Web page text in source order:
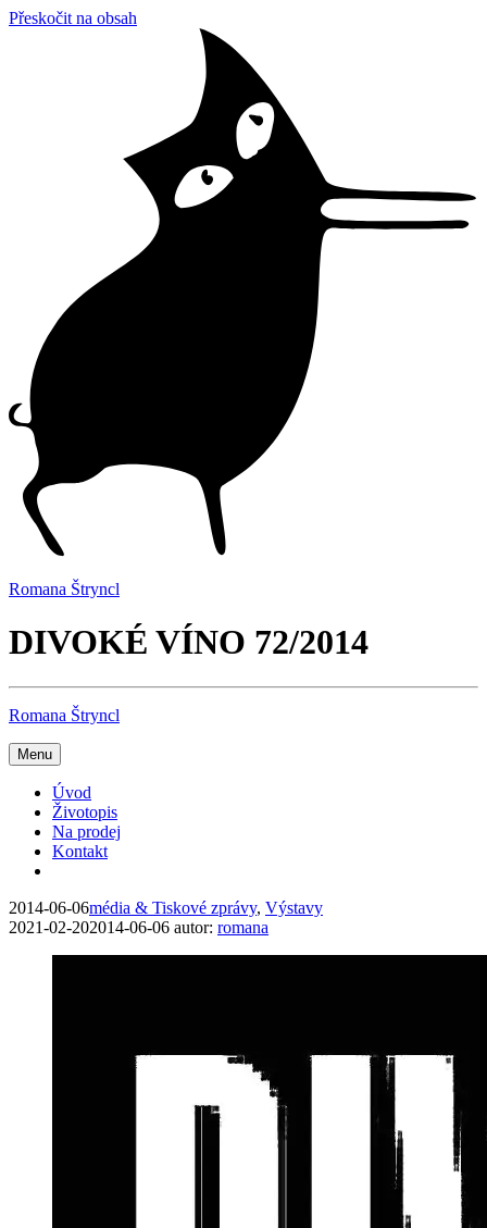
Přeskočit na obsah
Romana Štryncl
DIVOKÉ VÍNO 72/2014
Romana Štryncl
Menu
Úvod
Životopis
Na prodej
Kontakt
2014-06-06média & Tiskové zprávy, Výstavy
2021-02-202014-06-06 autor: romana